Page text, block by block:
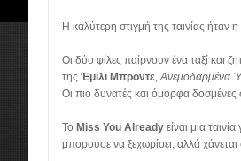
Η καλύτερη στιγμή της ταινίας ήταν η
Οι δύο φίλες παίρνουν ένα ταξί και
της Έμιλι Μπροντε Ανεμοδαρμένα
Οι πιο δυνατές και όμορφα δοσμένες
Το Miss You Already είναι μια
μπορούσε να ξεχωρίσει, αλλά